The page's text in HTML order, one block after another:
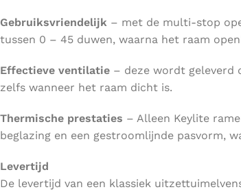
Gebruiksvriendelijk – met de multi-stop
tussen 0 – 45 duwen, waarna het raam
Effectieve ventilatie – deze wordt geleverd
zelfs wanneer het raam dicht is.
Thermische prestaties – Alleen Keylite
beglazing en een gestroomlijnde pasvorm,
Levertijd
De levertijd van een klassiek